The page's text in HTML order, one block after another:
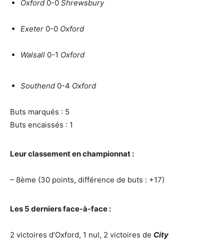
Oxford 0-0 Shrewsbury
Exeter 0-0 Oxford
Walsall 0-1 Oxford
Southend 0-4 Oxford
Buts marqués : 5
Buts encaissés : 1
Leur classement en championnat :
– 8ème (30 points, différence de buts : +17)
Les 5 derniers face-à-face :
2 victoires d’Oxford, 1 nul, 2 victoires de City